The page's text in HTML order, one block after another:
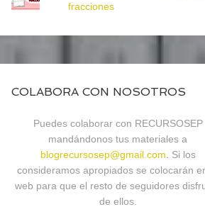
fracciones
COLABORA CON NOSOTROS
Puedes colaborar con RECURSOSEP
mandándonos tus materiales a
blogrecursosep@gmail.com . Si los
consideramos apropiados se colocarán
web para que el resto de seguidores
de ellos.